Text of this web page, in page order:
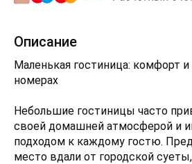
Описание
Маленькая гостиница: комфорт
номерах
Небольшие гостиницы часто
своей домашней атмосферой и
подходом к каждому гостю.
место вдали от городской